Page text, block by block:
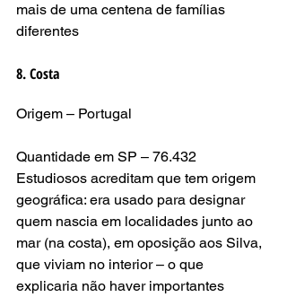
mais de uma centena de famílias
diferentes
8. Costa
Origem – Portugal
Quantidade em SP – 76.432
Estudiosos acreditam que tem origem
geográfica: era usado para designar
quem nascia em localidades junto ao
mar (na costa), em oposição aos Silva,
que viviam no interior – o que
explicaria não haver importantes